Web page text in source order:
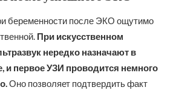
беременности после ЭКО ощутимо
При искусственном
нередко назначают в
и первое УЗИ проводится немного
Оно позволяет подтвердить факт